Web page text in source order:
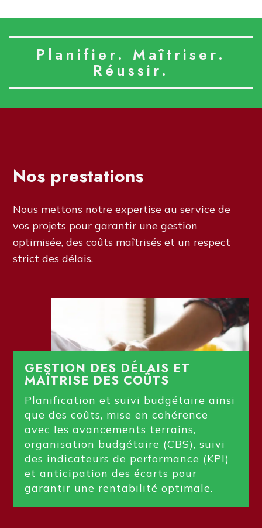
Planifier. Maîtriser.
Réussir.
Nos prestations
Nous mettons notre expertise au service de
vos projets pour garantir une gestion
optimisée, des coûts maîtrisés et un respect
strict des délais.
GESTION DES DÉLAIS ET
MAÎTRISE DES COÛTS
Planification et suivi budgétaire ainsi
que des coûts, mise en cohérence
avec les avancements terrains,
organisation budgétaire (CBS), suivi
des indicateurs de performance (KPI)
et anticipation des écarts pour
garantir une rentabilité optimale.